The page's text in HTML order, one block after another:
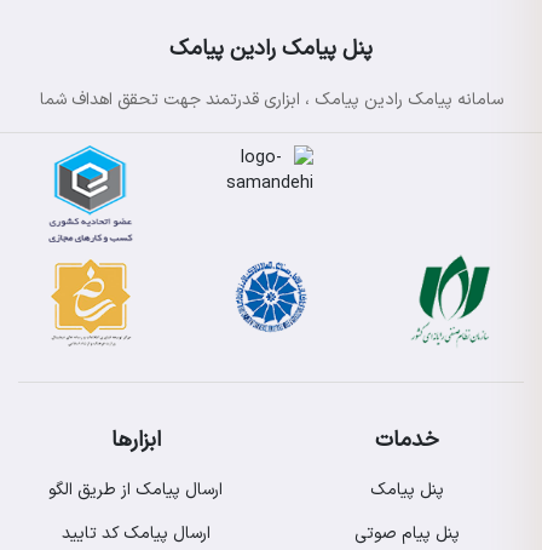
پنل پیامک رادین پیامک
سامانه پیامک رادین پیامک ، ابزاری قدرتمند جهت تحقق اهداف شما
خدمات
پنل پیامک
پنل پیام صوتی
ابزارها
ارسال پیامک از طریق الگو
ارسال پیامک کد تایید